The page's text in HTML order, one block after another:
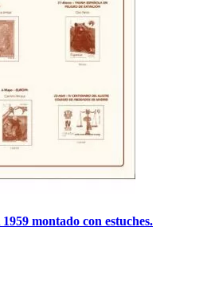
montado con estuches.